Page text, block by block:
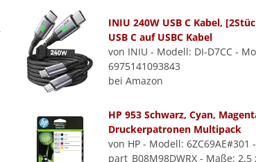
INIU 240W USB C Kabel,
USB C auf USBC Kabel
von INIU - Modell: DI-D7CC -
6975141093843
bei Amazon
HP 953 Schwarz, Cyan,
Druckerpatronen Multipack
von HP - Modell:
part_B08M98DWRX - Maße: